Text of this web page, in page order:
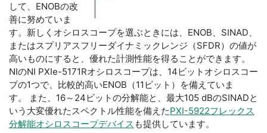
して、ENOBの改
善に努めていま
す。新しくオシロスコープを選ぶときには、ENOB、SINAD、
またはスプリアスフリーダイナミックレンジ（SFDR）の値が
高いものにすると、優れた計測性能を得ることができます。
NIのNI PXIe-5171Rオシロスコープは、14ビットオシロスコー
プの1つで、比較的高いENOB（11ビット）を備えていま
す。 また、16～24ビットの分解能と、最大105 dBのSINADと
いう大変優れたスペクトル性能を備えたPXI-5922フレックス
分解能オシロスコープデバイス も提供しています。